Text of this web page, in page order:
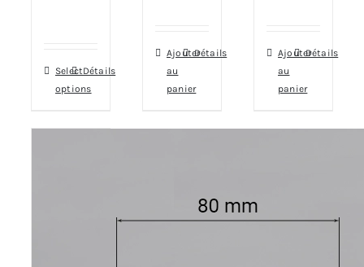
Select
options
Détails
Ajouter
au
panier
Détails
Ajouter
au
panier
Détails